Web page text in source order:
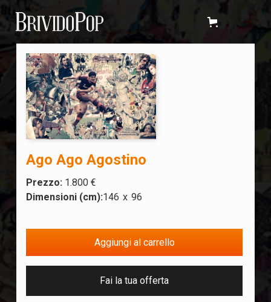
Ago Ago Agostino
Prezzo:1.800 €
Dimensioni (cm):146 x 96
Fai la tua offerta